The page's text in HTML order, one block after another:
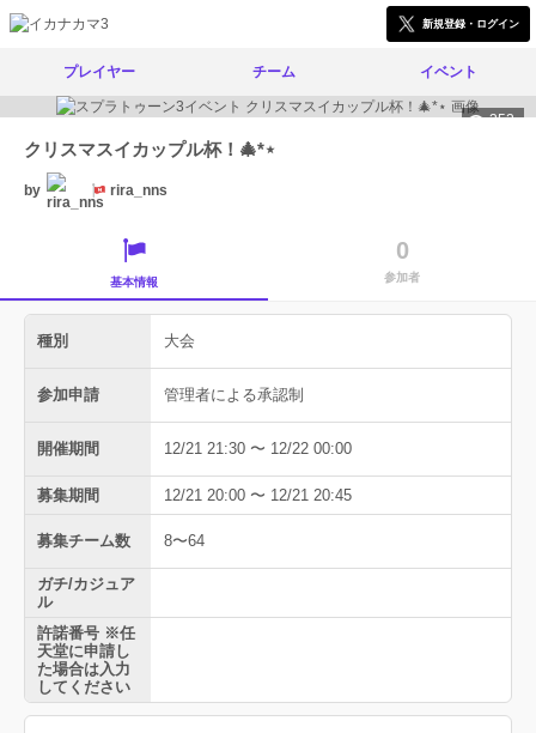
新規登録・ログイン
プレイヤー チーム イベント
352
クリスマスイカップル杯！🎄*⋆
by rira_nns
基本情報
0
参加者
種別 大会
参加申請 管理者による承認制
開催期間 12/21 21:30 〜 12/22 00:00
募集期間 12/21 20:00 〜 12/21 20:45
募集チーム数 8〜64
ガチ/カジュア
ル
許諾番号 ※任
天堂に申請し
た場合は入力
してください